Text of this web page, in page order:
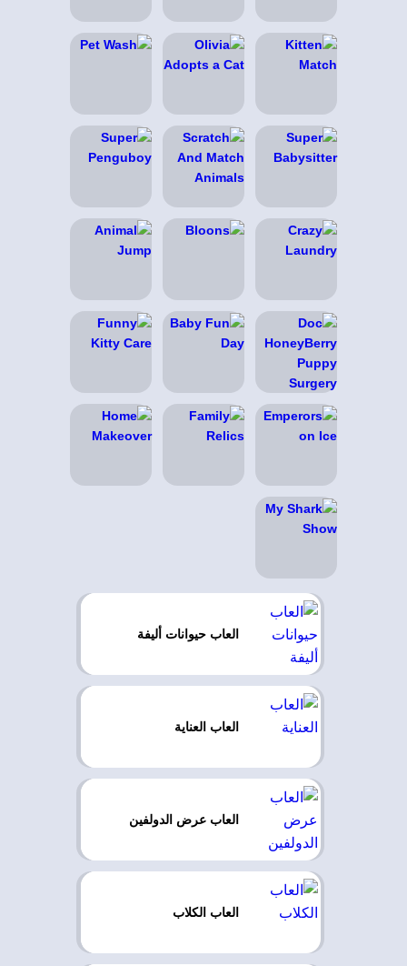
العاب حيوانات أليفة
العاب العناية
العاب عرض الدولفين
العاب الكلاب